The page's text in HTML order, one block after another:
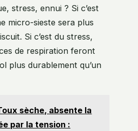
stress, ennui ? Si c’est
micro-sieste sera plus
Si c’est du stress,
de respiration feront
plus durablement qu’un
sèche, absente la
par la tension :